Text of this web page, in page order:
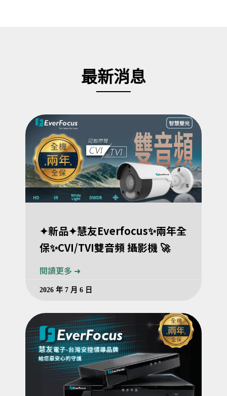
最新消息
✦新品✦慧友Everfocus✨兩年全
保✨CVI/TVI雙音頻 攝影機 🚀
閱讀更多 ➜
2026 年 7 月 6 日